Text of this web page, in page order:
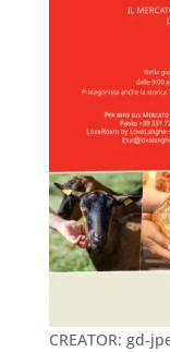
CREATOR: gd-